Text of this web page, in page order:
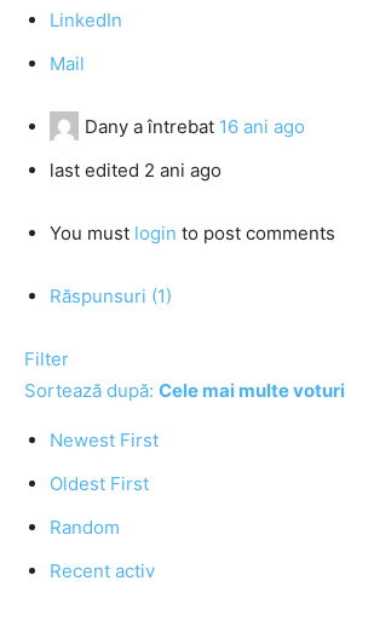
LinkedIn
Mail
Dany a întrebat 16 ani ago
last edited 2 ani ago
You must login to post comments
Răspunsuri (1)
Filter
Sortează după: Cele mai multe voturi
Newest First
Oldest First
Random
Recent activ